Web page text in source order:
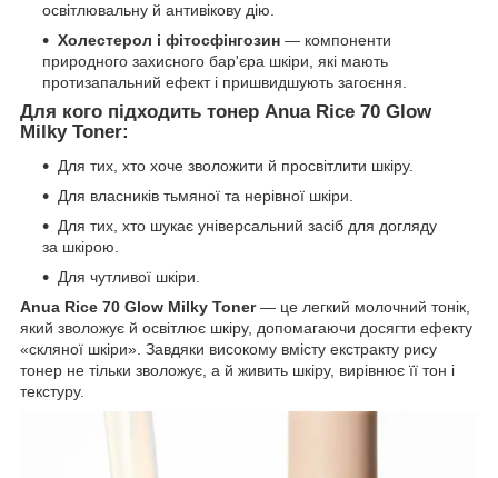
освітлювальну й антивікову дію.
Холестерол і фітосфінгозин — компоненти
природного захисного бар'єра шкіри, які мають
протизапальний ефект і пришвидшують загоєння.
Для кого підходить тонер Anua Rice 70 Glow
Milky Toner:
Для тих, хто хоче зволожити й просвітлити шкіру.
Для власників тьмяної та нерівної шкіри.
Для тих, хто шукає універсальний засіб для догляду
за шкірою.
Для чутливої шкіри.
Anua Rice 70 Glow Milky Toner— це легкий молочний тонік,
який зволожує й освітлює шкіру, допомагаючи досягти ефекту
«скляної шкіри». Завдяки високому вмісту екстракту рису
тонер не тільки зволожує, а й живить шкіру, вирівнює її тон і
текстуру.